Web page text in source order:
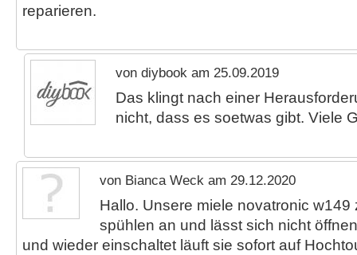
reparieren.
von diybook am 25.09.2019
Das klingt nach einer
nicht, dass es soetwas gibt. Viele
von Bianca Weck am 29.12.2020
Hallo. Unsere miele novatronic w149
spühlen an und lässt sich nicht
und wieder einschaltet läuft sie sofort auf